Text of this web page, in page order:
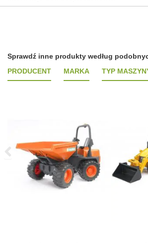
Sprawdź inne produkty według
PRODUCENT
MARKA TYP